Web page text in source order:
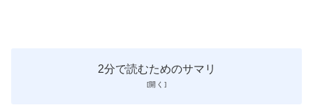
2分で読むためのサマリ